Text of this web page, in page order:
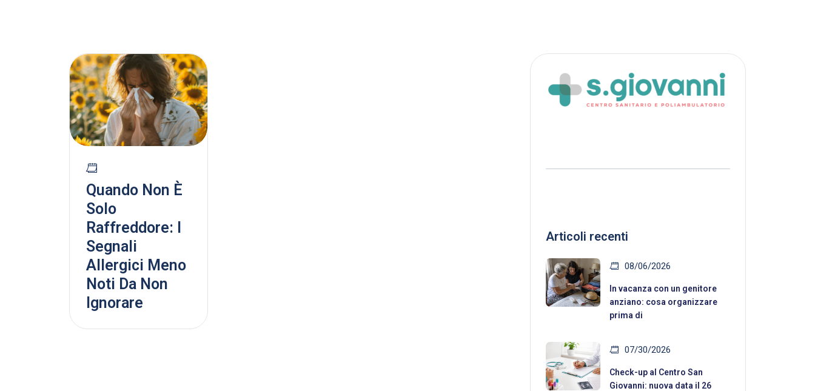
Quando Non È
Solo
Raffreddore: I
Segnali
Allergici Meno
Noti Da Non
Ignorare
Articoli recenti
08/06/2026
In vacanza con un genitore
anziano: cosa organizzare
prima di
07/30/2026
Check-up al Centro San
Giovanni: nuova data il 26